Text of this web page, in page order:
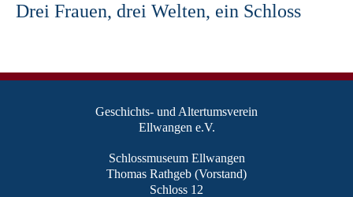
Drei Frauen, drei Welten, ein Schloss
Geschichts- und Altertumsverein
Ellwangen e.V.
Schlossmuseum Ellwangen
Thomas Rathgeb (Vorstand)
Schloss 12